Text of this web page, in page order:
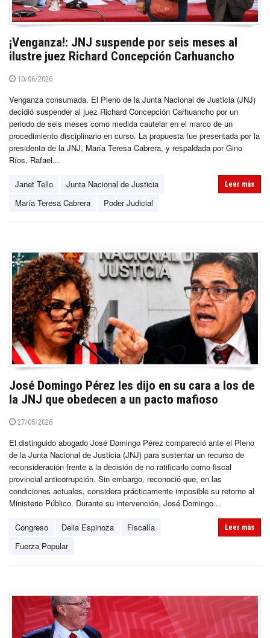
¡Venganza!: JNJ suspende por seis meses al
ilustre juez Richard Concepción Carhuancho
10/06/2026
Venganza consumada. El Pleno de la Junta Nacional de Justicia (JNJ)
decidió suspender al juez Richard Concepción Carhuancho por un
periodo de seis meses como medida cautelar en el marco de un
procedimiento disciplinario en curso. La propuesta fue presentada por la
presidenta de la JNJ, María Teresa Cabrera, y respaldada por Gino
Ríos, Rafael...
Janet Tello
Junta Nacional de Justicia
María Teresa Cabrera
Poder Judicial
Leer más
José Domingo Pérez les dijo en su cara a los de
la JNJ que obedecen a un pacto mafioso
27/05/2026
El distinguido abogado José Domingo Pérez compareció ante el Pleno
de la Junta Nacional de Justicia (JNJ) para sustentar un recurso de
reconsideración frente a la decisión de no ratificarlo como fiscal
provincial anticorrupción. Sin embargo, reconoció que, en las
condiciones actuales, considera prácticamente imposible su retorno al
Ministerio Público. Durante su intervención, José Domingo...
Congreso Delia Espinoza
Fiscalía
Fuerza Popular
Leer más